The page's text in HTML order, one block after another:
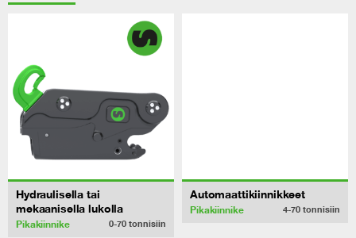
Hydraulisella tai
mekaanisella lukolla
Pikakiinnike 0-70 tonnisiin
Automaattikiinnikkeet
Pikakiinnike 4-70 tonnisiin